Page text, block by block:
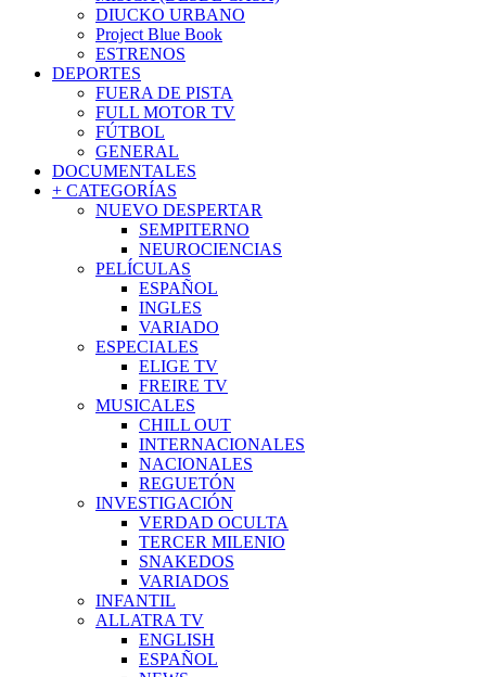
DIUCKO URBANO
Project Blue Book
ESTRENOS
DEPORTES
FUERA DE PISTA
FULL MOTOR TV
FÚTBOL
GENERAL
DOCUMENTALES
+ CATEGORÍAS
NUEVO DESPERTAR
SEMPITERNO
NEUROCIENCIAS
PELÍCULAS
ESPAÑOL
INGLES
VARIADO
ESPECIALES
ELIGE TV
FREIRE TV
MUSICALES
CHILL OUT
INTERNACIONALES
NACIONALES
REGUETÓN
INVESTIGACIÓN
VERDAD OCULTA
TERCER MILENIO
SNAKEDOS
VARIADOS
INFANTIL
ALLATRA TV
ENGLISH
ESPAÑOL